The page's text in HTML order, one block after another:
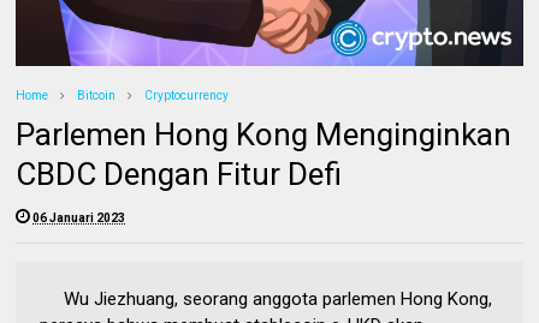
Home Bitcoin Cryptocurrency
Parlemen Hong Kong Menginginkan
CBDC Dengan Fitur Defi
06 Januari 2023
Wu Jiezhuang, seorang anggota parlemen Hong Kong,